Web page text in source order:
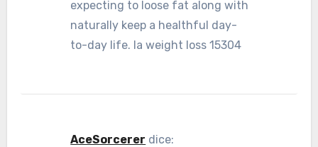
expecting to loose fat along with
naturally keep a healthful day-
to-day life. la weight loss 15304
AceSorcerer dice: